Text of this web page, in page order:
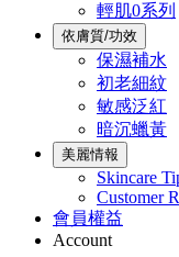
輕肌0系列
依膚質/功效
保濕補水
初老細紋
敏感泛紅
暗沉蠟黃
美麗情報
Skincare
Customer
會員權益
Account